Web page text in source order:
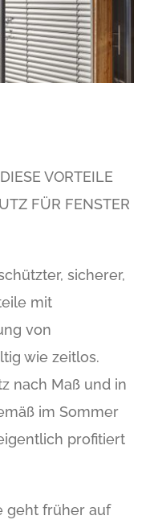
VORTEILE
FÜR FENSTER
sicherer,
mit
von
wie zeitlos.
nach Maß und in
im Sommer
profitiert
geht früher auf